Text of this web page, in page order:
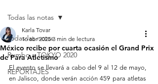
Todas las notas
Rumbo a TOKYO 2020
REPORTAJES
Todas las notas
México recibe por cuarta ocasión el Grand Prix
de Para Atletismo
Karla Tovar
16 abr 2025 3 min de lectura
El evento se llevará a cabo del 9 al 12 de mayo,
en Jalisco, donde verán acción 459 para atletas